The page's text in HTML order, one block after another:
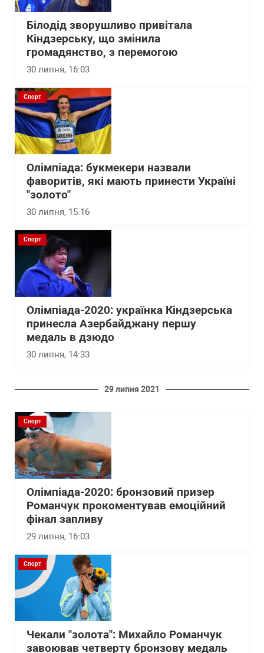
Білодід зворушливо привітала
Кіндзерську, що змінила
громадянство, з перемогою
30 липня, 16:03
Спорт
Олімпіада: букмекери назвали
фаворитів, які мають принести Україні
"золото"
30 липня, 15:16
Спорт
Олімпіада-2020: українка Кіндзерська
принесла Азербайджану першу
медаль в дзюдо
30 липня, 14:33
29 липня 2021
Спорт
Олімпіада-2020: бронзовий призер
Романчук прокоментував емоційний
фінал запливу
29 липня, 16:03
Спорт
Чекали "золота": Михайло Романчук
завоював четверту бронзову медаль